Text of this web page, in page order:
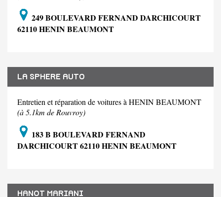
249 BOULEVARD FERNAND DARCHICOURT
62110 HENIN BEAUMONT
LA SPHERE AUTO
Entretien et réparation de voitures à HENIN BEAUMONT
(à 5.1km de Rouvroy)
183 B BOULEVARD FERNAND
DARCHICOURT 62110 HENIN BEAUMONT
HANOT MARIANI